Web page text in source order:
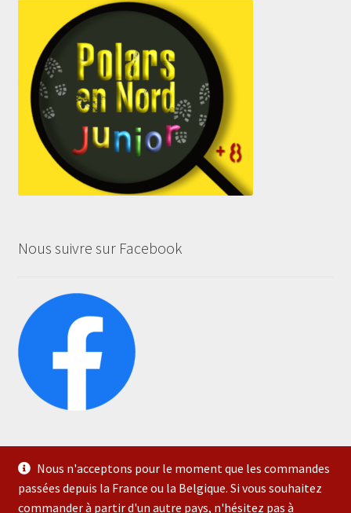
Nous n'acceptons pour le moment que les commandes
passées depuis la France ou la Belgique. Si vous souhaitez
commander à partir d'un autre pays, n'hésitez pas à
Nous suivre sur Facebook